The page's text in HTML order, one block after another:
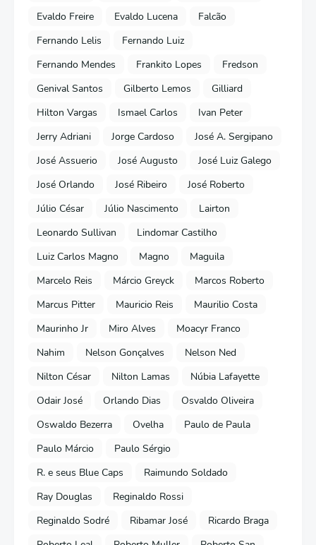
Evaldo Freire
Evaldo Lucena
Falcão
Fernando Lelis
Fernando Luiz
Fernando Mendes
Frankito Lopes
Fredson
Genival Santos
Gilberto Lemos
Gilliard
Hilton Vargas
Ismael Carlos
Ivan Peter
Jerry Adriani
Jorge Cardoso
José A. Sergipano
José Assuerio
José Augusto
José Luiz Galego
José Orlando
José Ribeiro
José Roberto
Júlio César
Júlio Nascimento
Lairton
Leonardo Sullivan
Lindomar Castilho
Luiz Carlos Magno
Magno
Maguila
Marcelo Reis
Márcio Greyck
Marcos Roberto
Marcus Pitter
Mauricio Reis
Maurilio Costa
Maurinho Jr
Miro Alves
Moacyr Franco
Nahim
Nelson Gonçalves
Nelson Ned
Nilton César
Nilton Lamas
Núbia Lafayette
Odair José
Orlando Dias
Osvaldo Oliveira
Oswaldo Bezerra
Ovelha
Paulo de Paula
Paulo Márcio
Paulo Sérgio
R. e seus Blue Caps
Raimundo Soldado
Ray Douglas
Reginaldo Rossi
Reginaldo Sodré
Ribamar José
Ricardo Braga